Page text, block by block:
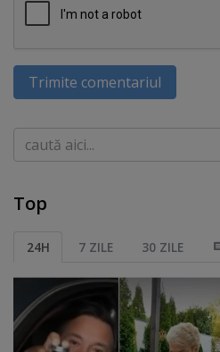
Trimite comentariul
Caută
Top
24H 7 ZILE 30 ZILE